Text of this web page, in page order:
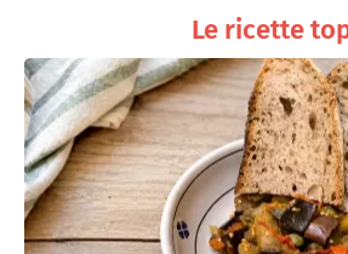
Le ricette